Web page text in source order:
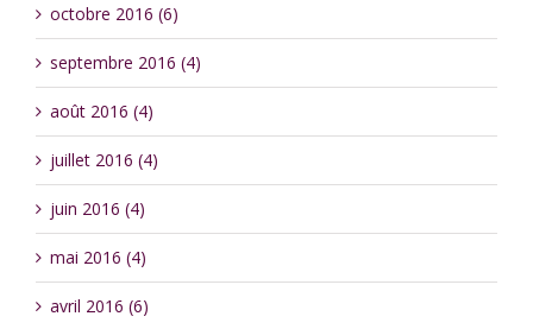
octobre 2016 (6)
septembre 2016 (4)
août 2016 (4)
juillet 2016 (4)
juin 2016 (4)
mai 2016 (4)
avril 2016 (6)